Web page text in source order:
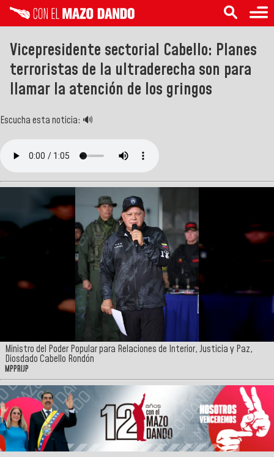
Vicepresidente sectorial Cabello: Planes
terroristas de la ultraderecha son para
llamar la atención de los gringos
Escucha esta noticia: 🔊
Ministro del Poder Popular para Relaciones de Interior, Justicia y Paz,
Diosdado Cabello Rondón
MPPRIJP